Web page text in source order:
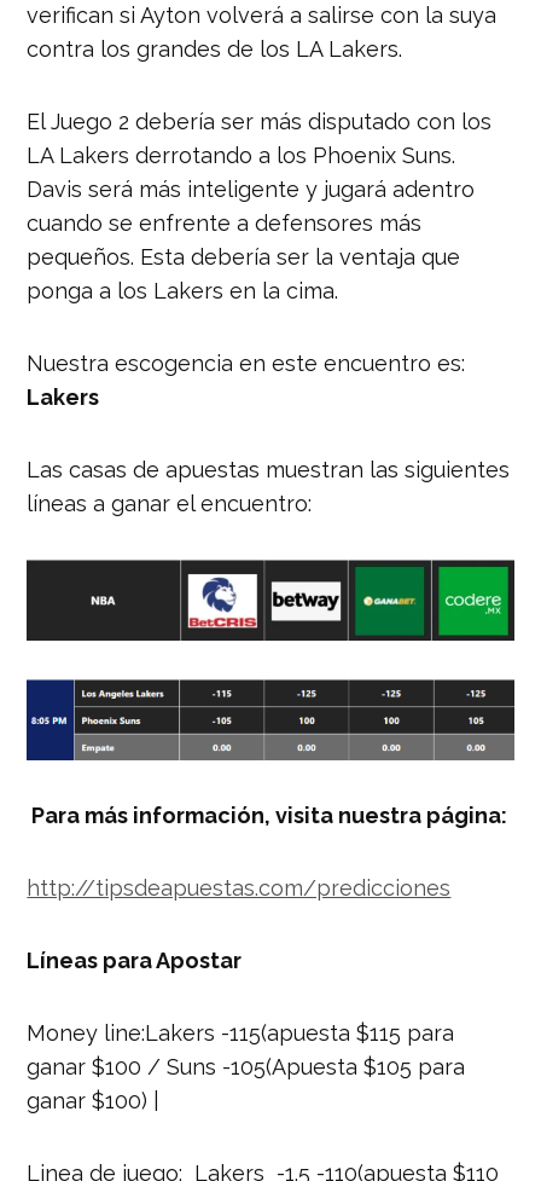
verifican si Ayton volverá a salirse con la suya
contra los grandes de los LA Lakers.
El Juego 2 debería ser más disputado con los
LA Lakers derrotando a los Phoenix Suns.
Davis será más inteligente y jugará adentro
cuando se enfrente a defensores más
pequeños. Esta debería ser la ventaja que
ponga a los Lakers en la cima.
Nuestra escogencia en este encuentro es:
Lakers
Las casas de apuestas muestran las siguientes
líneas a ganar el encuentro:
Para más información, visita nuestra página:
http://tipsdeapuestas.com/predicciones
Líneas para Apostar
Money line:Lakers -115(apuesta $115 para
ganar $100 / Suns -105(Apuesta $105 para
ganar $100) |
Linea de juego: Lakers -1.5 -110(apuesta $110